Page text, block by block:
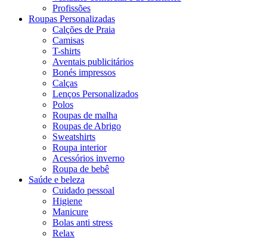
Profissões
Roupas Personalizadas
Calções de Praia
Camisas
T-shirts
Aventais publicitários
Bonés impressos
Calças
Lenços Personalizados
Polos
Roupas de malha
Roupas de Abrigo
Sweatshirts
Roupa interior
Acessórios inverno
Roupa de bebê
Saúde e beleza
Cuidado pessoal
Higiene
Manicure
Bolas anti stress
Relax